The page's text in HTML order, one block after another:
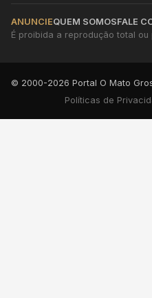
ANUNCIEQUEM SOMOSFALE
É proibida a reprodução total
© 2000-2026 Portal O Mato
Políticas de